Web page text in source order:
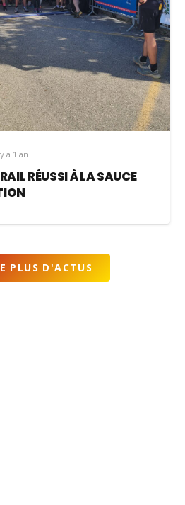
a 1 an
RÉUSSI À LA SAUCE
PLUS D'ACTUS